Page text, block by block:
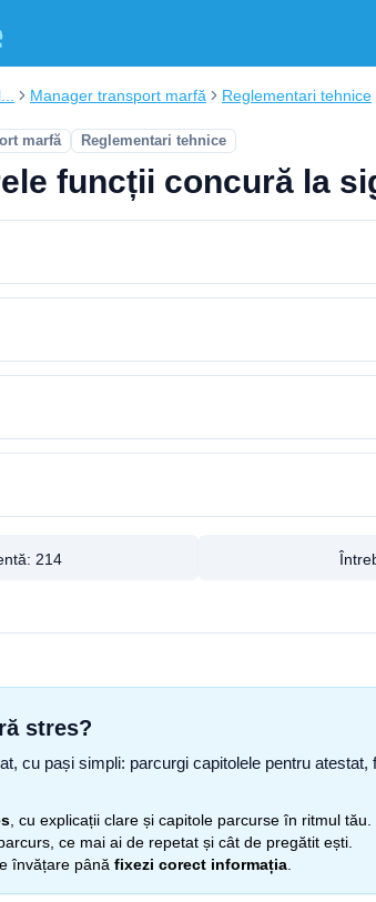
Manager transport marfă Reglementari tehnice
marfă Reglementari tehnice
funcții concură la
214
stres?
cu pași simpli: parcurgi capitolele pentru
, cu explicații clare și capitole parcurse în ritmul tău.
ce mai ai de repetat și cât de pregătit ești.
învățare până fixezi corect informația